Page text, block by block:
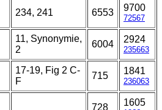
234, 241 6553 9700
72567
11, Synonymie,
2
6004 2924
235663
17-19, Fig 2 C-
F
715 1841
236063
728 1605